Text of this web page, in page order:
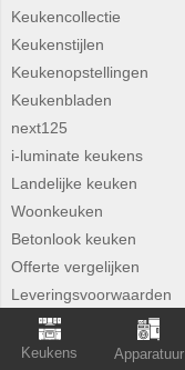
Keukens Apparatuur
Keukencollectie
Keukenstijlen
Keukenopstellingen
Keukenbladen
next125
i-luminate keukens
Landelijke keuken
Woonkeuken
Betonlook keuken
Offerte vergelijken
Leveringsvoorwaarden
Apparatuur